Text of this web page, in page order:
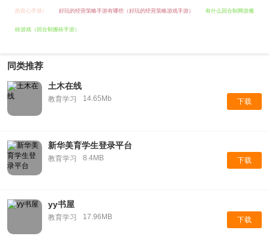
的良心手游） 好玩的经营策略手游有哪些（好玩的经营策略游戏手游） 有什么回合制网游搬
砖游戏（回合制搬砖手游）
同类推荐
土木在线
教育学习 14.65Mb 下载
新华美育学生登录平台
教育学习 8.4MB 下载
yy书屋
教育学习 17.96MB 下载